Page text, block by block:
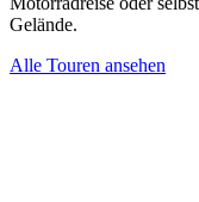
Gelände.
Alle Touren ansehen